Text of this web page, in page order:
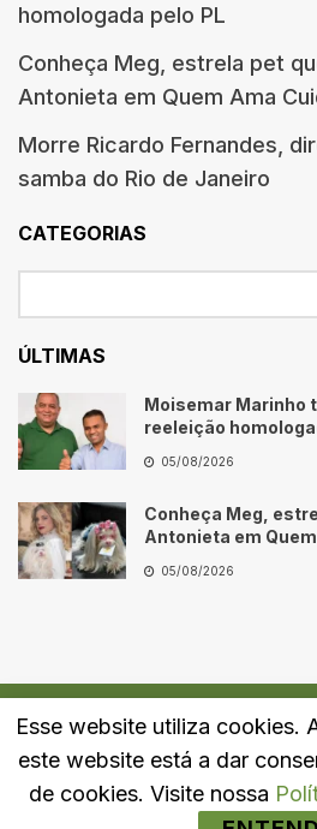
homologada pelo PL
Conheça Meg, estrela pet
Antonieta em Quem Ama
Morre Ricardo Fernandes,
samba do Rio de Janeiro
CATEGORIAS
ÚLTIMAS
Moisemar Marinho
reeleição
05/08/2026
Conheça Meg,
Antonieta em
05/08/2026
Quem Somos Fale Conosco
Esse website utiliza cookies.
este website está a dar
de cookies. Visite nossa